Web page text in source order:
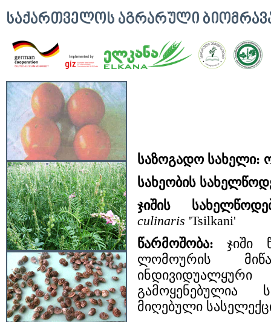
ᲡᲐᲥᲐᲠᲗᲕᲔᲚᲝᲡ ᲐᲒᲠᲐᲠᲣᲚᲘ
საზოგადო სახელი:
სახეობის
ჯიშის
culinaris 'Tsilkani'
წარმოშობა: ჯიში
ლომოურის
გამოყენებულია
მიღებული